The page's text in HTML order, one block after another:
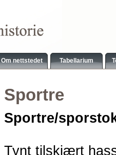
Om nettstedet Tabellarium
Sportre
Sportre/
Tynt tilskjært